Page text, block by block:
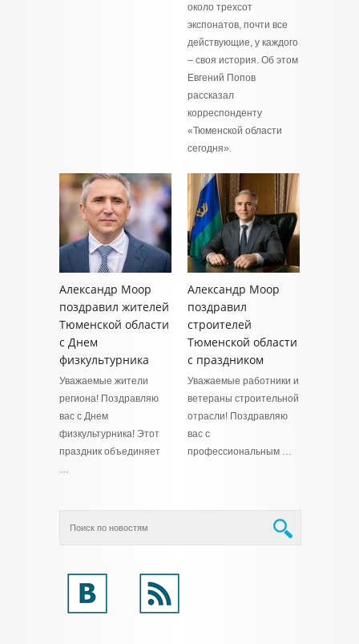
около трехсот
экспонатов, почти все
действующие, у каждого
– своя история. Об этом
Евгений Попов
рассказал
корреспонденту
«Тюменской области
сегодня».
Александр Моор
поздравил жителей
Тюменской области
с Днем
физкультурника
Уважаемые жители
региона! Поздравляю
вас с Днем
физкультурника! Этот
праздник объединяет
…
Александр Моор
поздравил
строителей
Тюменской области
с праздником
Уважаемые работники и
ветераны строительной
отрасли! Поздравляю
вас с
профессиональным …